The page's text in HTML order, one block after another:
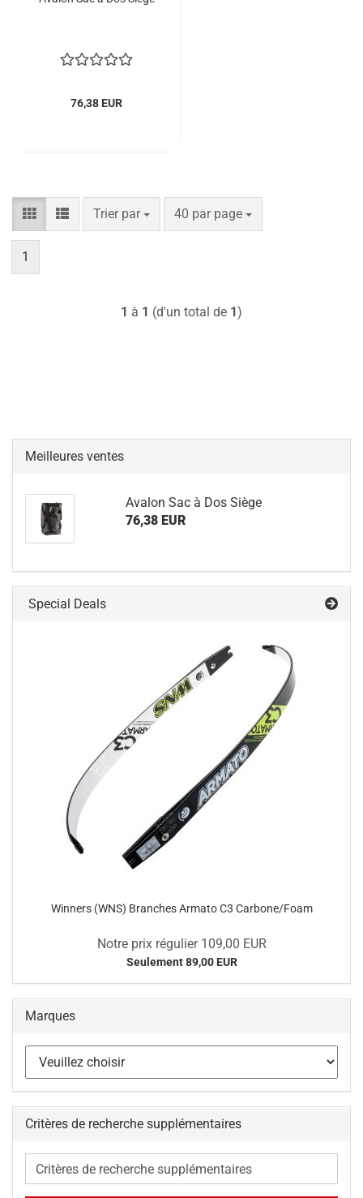
76,38 EUR
Trier par
Trier par 40 par page
par page
1
1 à 1 (d'un total de 1)
Meilleures ventes
Avalon Sac à Dos Siège
76,38 EUR
Special Deals
Winners (WNS) Branches Armato C3 Carbone/Foam
Notre prix régulier 109,00 EUR
Seulement 89,00 EUR
Marques
Critères de recherche supplémentaires
Critères